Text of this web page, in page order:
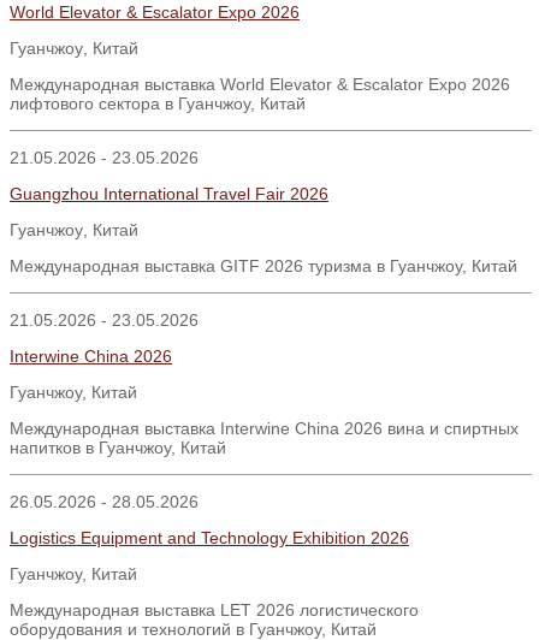
World Elevator & Escalator Expo 2026
Гуанчжоу Китай
Международная выставка World Elevator & Escalator Expo 2026
лифтового сектора в Гуанчжоу, Китай
21.05.2026 - 23.05.2026
Guangzhou International Travel Fair 2026
Гуанчжоу Китай
Международная выставка GITF 2026 туризма в Гуанчжоу, Китай
21.05.2026 - 23.05.2026
Interwine China 2026
Гуанчжоу, Китай
Международная выставка Interwine China 2026 вина и спиртных
напитков в Гуанчжоу, Китай
26.05.2026 - 28.05.2026
Logistics Equipment and Technology Exhibition 2026
Гуанчжоу, Китай
Международная выставка LET 2026 логистического
оборудования и технологий в Гуанчжоу, Китай